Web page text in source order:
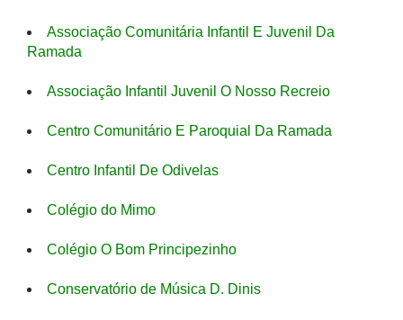
Associação Comunitária Infantil E Juvenil Da
Ramada
Associação Infantil Juvenil O Nosso Recreio
Centro Comunitário E Paroquial Da Ramada
Centro Infantil De Odivelas
Colégio do Mimo
Colégio O Bom Principezinho
Conservatório de Música D. Dinis